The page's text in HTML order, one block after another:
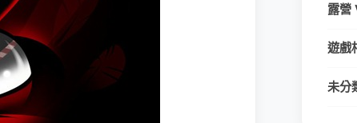
露營
遊戲
未分